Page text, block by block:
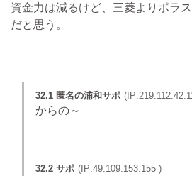
資金力は減るけど、三菱よりポラ
だと思う。
32.1 匿名の浦和サポ
からの～
32.2 サポ (IP:49.109.153.155 )